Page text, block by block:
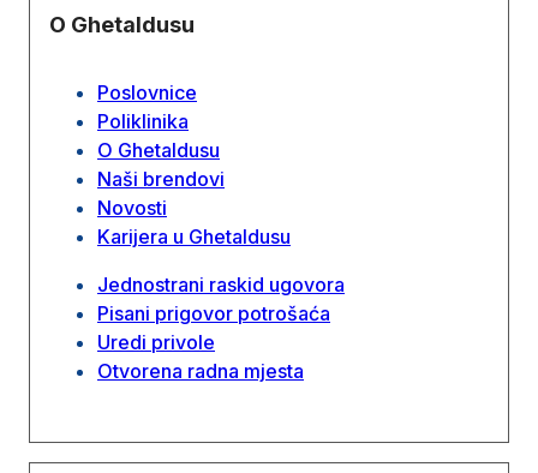
O Ghetaldusu
Poslovnice
Poliklinika
O Ghetaldusu
Naši brendovi
Novosti
Karijera u Ghetaldusu
Jednostrani raskid ugovora
Pisani prigovor potrošaća
Uredi privole
Otvorena radna mjesta